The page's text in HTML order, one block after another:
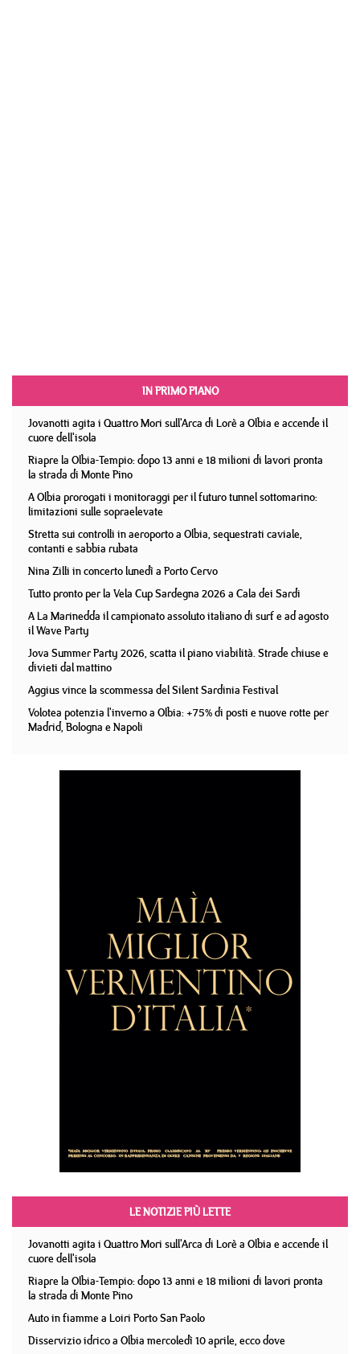
IN PRIMO PIANO
Jovanotti agita i Quattro Mori sull'Arca di Lorè a Olbia e accende il
cuore dell'isola
Riapre la Olbia-Tempio: dopo 13 anni e 18 milioni di lavori pronta
la strada di Monte Pino
A Olbia prorogati i monitoraggi per il futuro tunnel sottomarino:
limitazioni sulle sopraelevate
Stretta sui controlli in aeroporto a Olbia, sequestrati caviale,
contanti e sabbia rubata
Nina Zilli in concerto lunedì a Porto Cervo
Tutto pronto per la Vela Cup Sardegna 2026 a Cala dei Sardi
A La Marinedda il campionato assoluto italiano di surf e ad agosto
il Wave Party
Jova Summer Party 2026, scatta il piano viabilità. Strade chiuse e
divieti dal mattino
Aggius vince la scommessa del Silent Sardinia Festival
Volotea potenzia l'inverno a Olbia: +75% di posti e nuove rotte per
Madrid, Bologna e Napoli
LE NOTIZIE PIÙ LETTE
Jovanotti agita i Quattro Mori sull'Arca di Lorè a Olbia e accende il
cuore dell'isola
Riapre la Olbia-Tempio: dopo 13 anni e 18 milioni di lavori pronta
la strada di Monte Pino
Auto in fiamme a Loiri Porto San Paolo
Disservizio idrico a Olbia mercoledì 10 aprile, ecco dove